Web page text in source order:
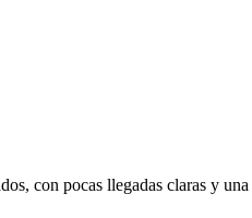
con pocas llegadas claras y